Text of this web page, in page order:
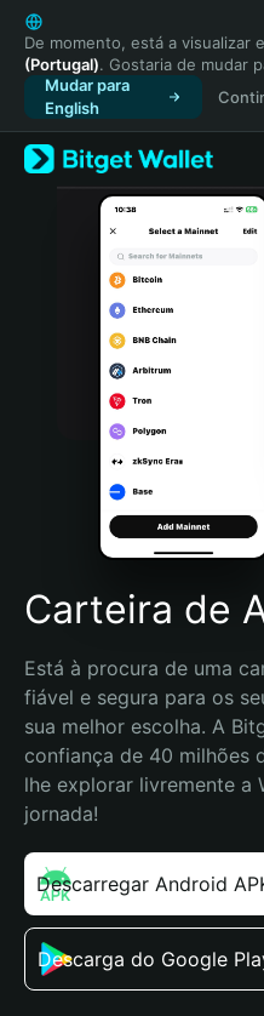
English
日本語
Tiếng Việt
Русский
Español (Latinoamérica)
Türkçe
Italiano
Português (Portugal)
Bahasa Indonesia
Português (Brasil)
Español (Argentina)
De momento, está a visualizar
(Portugal). Gostaria de mudar
Mudar para
English
Carteira de
Está à procura de uma
fiável e segura para os
sua melhor escolha. A
confiança de 40 milhões
lhe explorar livremente a
jornada!
Descarregar Android
Descarga do Google